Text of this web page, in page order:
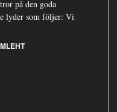
på den goda
lyder som följer: Vi